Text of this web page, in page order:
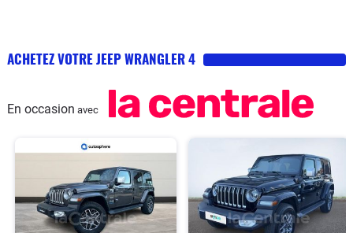
ACHETEZ VOTRE JEEP WRANGLER 4
En occasion avec